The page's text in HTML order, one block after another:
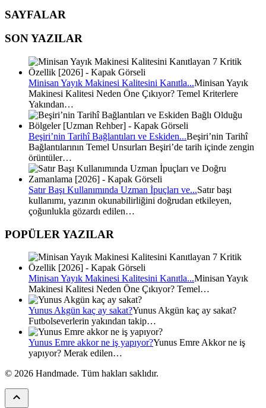
SAYFALAR
SON YAZILAR
Minisan Yayık Makinesi Kalitesini Kanıtla...Minisan Yayık
Makinesi Kalitesi Neden Öne Çıkıyor? Temel Kriterlere
Yakından…
Beşiri’nin Tarihî Bağlantıları ve Eskiden...Beşiri’nin Tarihî
Bağlantılarının Temel Unsurları Beşiri’de tarih içinde zengin
örüntüler…
Satır Başı Kullanımında Uzman İpuçları ve...Satır başı
kullanımı, yazının okunabilirliğini doğrudan etkileyen,
çoğunlukla gözardı edilen…
POPÜLER YAZILAR
Minisan Yayık Makinesi Kalitesini Kanıtla...Minisan Yayık
Makinesi Kalitesi Neden Öne Çıkıyor? Temel…
Yunus Akgün kaç ay sakat?Yunus Akgün kaç ay sakat?
Futbolseverlerin yakından takip…
Yunus Emre akkor ne iş yapıyor?Yunus Emre Akkor ne iş
yapıyor? Merak edilen…
© 2026 Handmade. Tüm hakları saklıdır.